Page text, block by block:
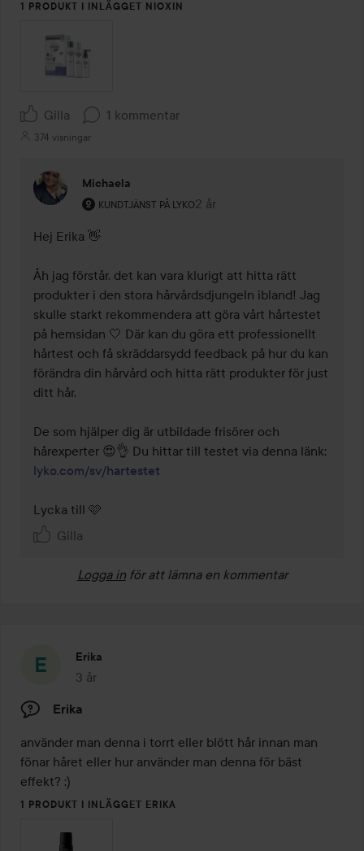
1 PRODUKT I INLÄGGET NIOXIN
Gilla 1 kommentar
374 visningar
Michaela
KUNDTJÄNST PÅ LYKO
Användarens roll: Kundtjänst på Lyko.
2 år
Kommentaren lades 2 år
Hej Erika 👋
Åh jag förstår, det kan vara klurigt att hitta rätt
produkter i den stora hårvårdsdjungeln ibland! Jag
skulle starkt rekommendera att göra vårt hårtestet
på hemsidan 🤍 Där kan du göra ett professionellt
hårtest och få skräddarsydd feedback på hur du kan
förändra din hårvård och hitta rätt produkter för just
ditt hår.
De som hjälper dig är utbildade frisörer och
lyko.com/sv/hartestet
Lycka till 🩷
Gilla
Logga in för att lämna en kommentar
Erika
3 år
Inlägget skapades 3 år
Erika
använder man denna i torrt eller blött hår innan man
fönar håret eller hur använder man denna för bäst
effekt? :)
1 PRODUKT I INLÄGGET ERIKA